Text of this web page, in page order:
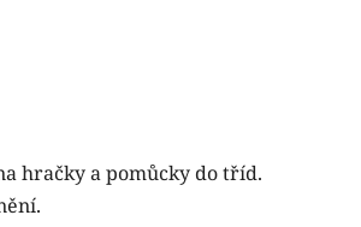
hračky a pomůcky do tříd.